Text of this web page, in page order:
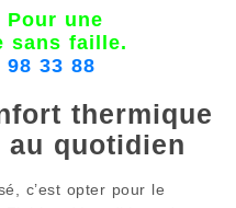
une
sans faille.
98 33 88
thermique
quotidien
c’est opter pour le